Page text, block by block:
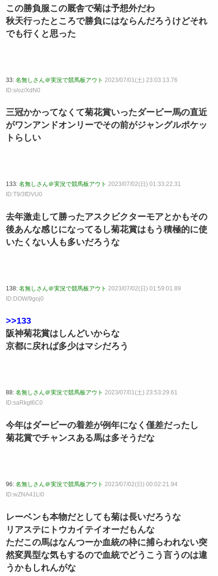
この勝負服この厩舎で菊は予想外だわ
秋天行ったところで勝負にはならんだろうけどそれ
でも行くと思った
33: 名無しさん＠実況で競馬板アウト 2023/07/01(土) 23:03:13.76
ID:s/oz/XdN0
三冠かかってなくて菊花賞いったダービー馬の直近
がワンアンドオンリーでその前がジャングルポケッ
トらしい
133: 名無しさん＠実況で競馬板アウト 2023/07/02(日) 01:33:22.31
ID:T9/3fDVU0
去年激走して勝ったアスクビクターモアとかもその
後あんな感じになってるし菊花賞はもう積極的に使
いたくない人も多いだろうな
138: 名無しさん＠実況で競馬板アウト 2023/07/02(日) 01:59:01.89
ID:DOW/9goj0
>>133
阪神菊花賞はしんどいからな
京都に戻れば多少はマシだろう
88: 名無しさん＠実況で競馬板アウト 2023/07/01(土) 23:53:29.61
ID:saRkgt6C0
今年はダービーの着差が例年になく僅差だったし
菊花賞でチャンスある馬は多そうだな
96: 名無しさん＠実況で競馬板アウト 2023/07/02(日) 00:02:21.94
ID:wZNA41Ll0
レーベンも本物だとしても菊は長いだろうな
リアステにトウカイテイオーだもんな
ただこの馬はなんつーか血統の枠に捕らわれない突
然変異型な気もするので血統でどうこう言うのは違
うかもしれんがな